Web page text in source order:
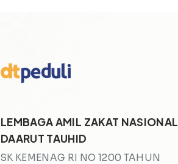
LEMBAGA AMIL ZAKAT NASIONAL
DAARUT TAUHID
SK KEMENAG RI NO 1200 TAHUN